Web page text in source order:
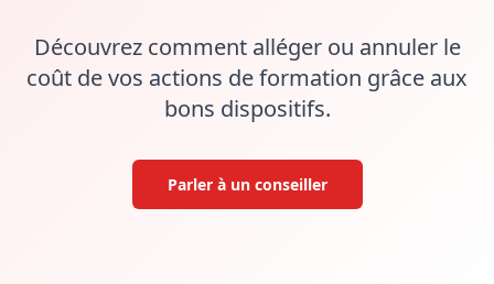
Découvrez comment alléger ou annuler le
coût de vos actions de formation grâce aux
bons dispositifs.
Parler à un conseiller